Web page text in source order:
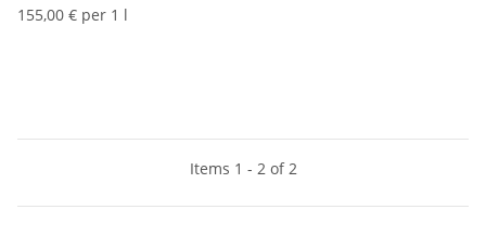
155,00 € per 1 l
Items 1 - 2 of 2